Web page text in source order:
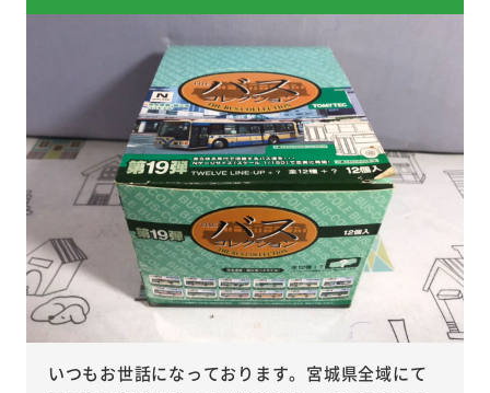
いつもお世話になっております。宮城県全域にて